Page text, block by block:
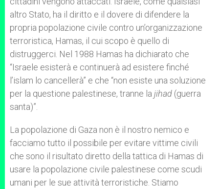
altro Stato, ha il diritto e il dovere di difendere la
propria popolazione civile contro un’organizzazione
terroristica, Hamas, il cui scopo è quello di
distruggerci. Nel 1988 Hamas ha dichiarato che
“Israele esisterà e continuerà ad esistere finché
l’islam lo cancellerà” e che “non esiste una soluzione
per la questione palestinese, tranne la jihad (guerra
santa)”.
La popolazione di Gaza non è il nostro nemico e
facciamo tutto il possibile per evitare vittime civili
che sono il risultato diretto della tattica di Hamas di
usare la popolazione civile palestinese come scudi
umani per le sue attività terroristiche. Stiamo